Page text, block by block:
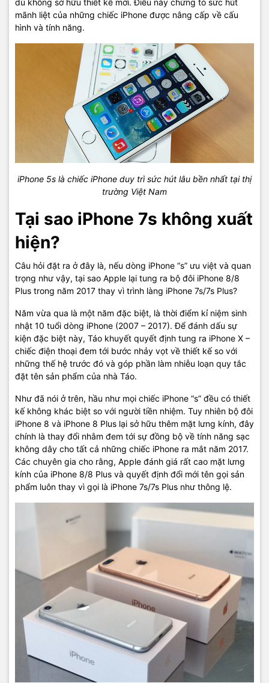
mãnh liệt của những chiếc iPhone được nâng cấp về cấu
hình và tính năng.
iPhone 5s là chiếc iPhone duy trì sức hút lâu bền nhất tại thị
trường Việt Nam
Tại sao iPhone 7s không xuất
hiện?
Câu hỏi đặt ra ở đây là, nếu dòng iPhone “s” ưu việt và quan
trọng như vậy, tại sao Apple lại tung ra bộ đôi iPhone 8/8
Plus trong năm 2017 thay vì trình làng iPhone 7s/7s Plus?
Năm vừa qua là một năm đặc biệt, là thời điểm kỉ niệm sinh
nhật 10 tuổi dòng iPhone (2007 – 2017). Để đánh dấu sự
kiện đặc biệt này, Táo khuyết quyết định tung ra iPhone X –
chiếc điện thoại đem tới bước nhảy vọt về thiết kế so với
những thế hệ trước đó và góp phần làm nhiễu loạn quy tắc
đặt tên sản phẩm của nhà Táo.
Như đã nói ở trên, hầu như mọi chiếc iPhone “s” đều có thiết
kế không khác biệt so với người tiền nhiệm. Tuy nhiên bộ đôi
iPhone 8 và iPhone 8 Plus lại sở hữu thêm mặt lưng kính, đây
chính là thay đổi nhằm đem tới sự đồng bộ về tính năng sạc
không dây cho tất cả những chiếc iPhone ra mắt năm 2017.
Các chuyên gia cho rằng, Apple đánh giá rất cao mặt lưng
kính của iPhone 8/8 Plus và quyết định đổi mới tên gọi sản
phẩm luôn thay vì gọi là iPhone 7s/7s Plus như thông lệ.